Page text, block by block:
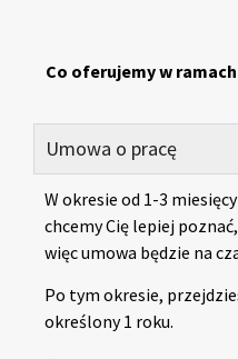
Co oferujemy w
Umowa o pracę
W okresie od 1-3
chcemy Cię lepiej
więc umowa będzie na
Po tym okresie,
określony 1 roku.